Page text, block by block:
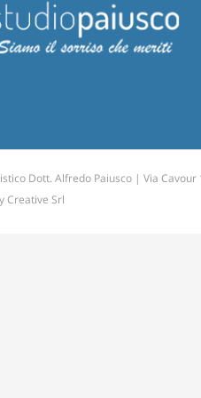
Dott. Alfredo Paiusco | Via Cavour
Creative Srl